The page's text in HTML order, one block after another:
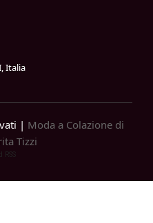
Italia
| Moda a Colazione di
Tizzi
RSS